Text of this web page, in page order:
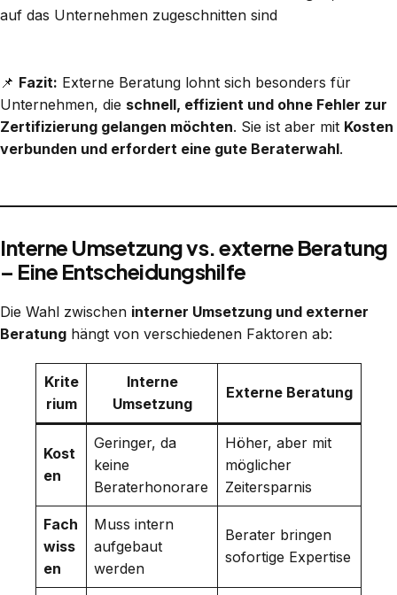
auf das Unternehmen zugeschnitten sind
📌 Fazit: Externe Beratung lohnt sich besonders für
Unternehmen, die schnell, effizient und ohne Fehler zur
Zertifizierung gelangen möchten. Sie ist aber mit Kosten
verbunden und erfordert eine gute Beraterwahl.
Interne Umsetzung vs. externe Beratung
– Eine Entscheidungshilfe
Die Wahl zwischen interner Umsetzung und externer
Beratung hängt von verschiedenen Faktoren ab:
Krite
rium
Interne
Umsetzung
Externe Beratung
Kost
en
Geringer, da
keine
Beraterhonorare
Höher, aber mit
möglicher
Zeitersparnis
Fach
wiss
en
Muss intern
aufgebaut
werden
Berater bringen
sofortige Expertise